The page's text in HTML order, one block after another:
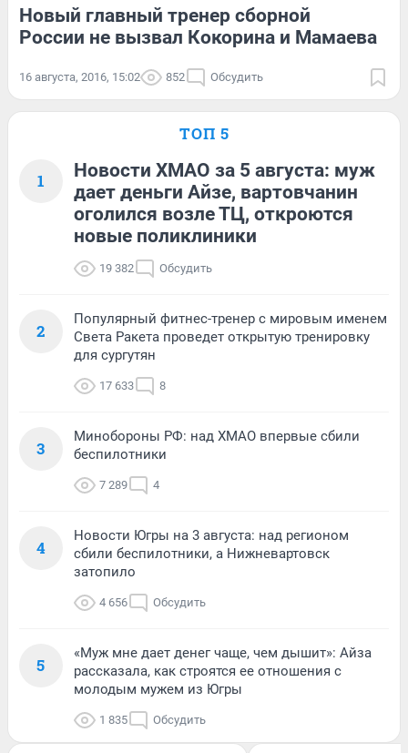
Новый главный тренер сборной
России не вызвал Кокорина и Мамаева
16 августа, 2016, 15:02 852 Обсудить
ТОП 5
1
Новости ХМАО за 5 августа: муж
дает деньги Айзе, вартовчанин
оголился возле ТЦ, откроются
новые поликлиники
19 382 Обсудить
2
Популярный фитнес-тренер с мировым именем
Света Ракета проведет открытую тренировку
для сургутян
17 633 8
3
Минобороны РФ: над ХМАО впервые сбили
беспилотники
7 289 4
4
Новости Югры на 3 августа: над регионом
сбили беспилотники, а Нижневартовск
затопило
4 656 Обсудить
5
«Муж мне дает денег чаще, чем дышит»: Айза
рассказала, как строятся ее отношения с
молодым мужем из Югры
1 835 Обсудить